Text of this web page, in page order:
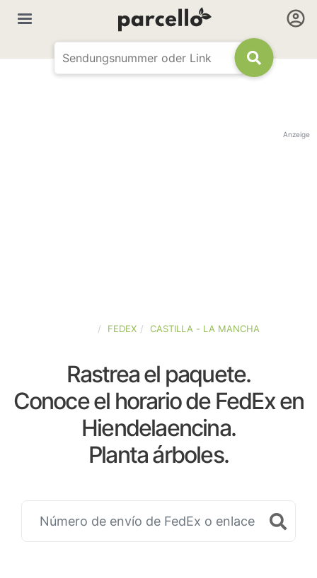
Anzeige
FEDEX CASTILLA - LA MANCHA
Rastrea el paquete.
Conoce el horario de FedEx en
Hiendelaencina.
Planta árboles.